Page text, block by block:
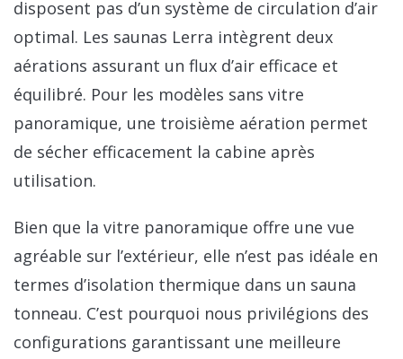
disposent pas d’un système de circulation d’air
optimal. Les saunas Lerra intègrent deux
aérations assurant un flux d’air efficace et
équilibré. Pour les modèles sans vitre
panoramique, une troisième aération permet
de sécher efficacement la cabine après
utilisation.
Bien que la vitre panoramique offre une vue
agréable sur l’extérieur, elle n’est pas idéale en
termes d’isolation thermique dans un sauna
tonneau. C’est pourquoi nous privilégions des
configurations garantissant une meilleure